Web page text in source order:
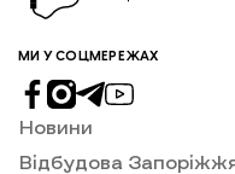
МИ У СОЦМЕРЕЖАХ
Новини
Відбудова